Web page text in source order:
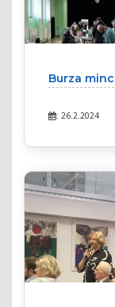
Burza
: 26.2.2024